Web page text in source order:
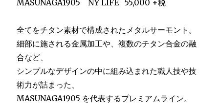
MASUNAGA1905 NY LIFE 55,000 +税
全てをチタン素材で構成されたメタルサーモント。
細部に施される金属加工や、複数のチタン合金の融
合など、
シンプルなデザインの中に組み込まれた職人技や技
術力が詰まった、
MASUNAGA1905 を代表するプレミアムライン。